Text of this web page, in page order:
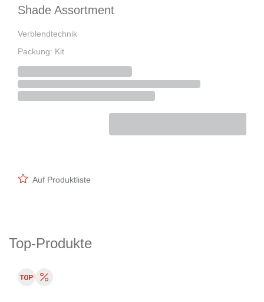
Shade Assortment
Verblendtechnik
Packung: Kit
Auf Produktliste
Top-Produkte